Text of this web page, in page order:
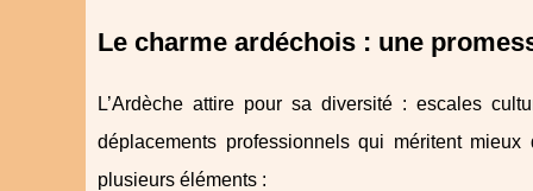
Le charme ardéchois : une
L’Ardèche attire pour sa diversité : escales
déplacements professionnels qui méritent mieux
plusieurs éléments :